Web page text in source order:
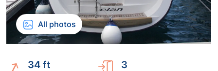
All photos
34 ft 3